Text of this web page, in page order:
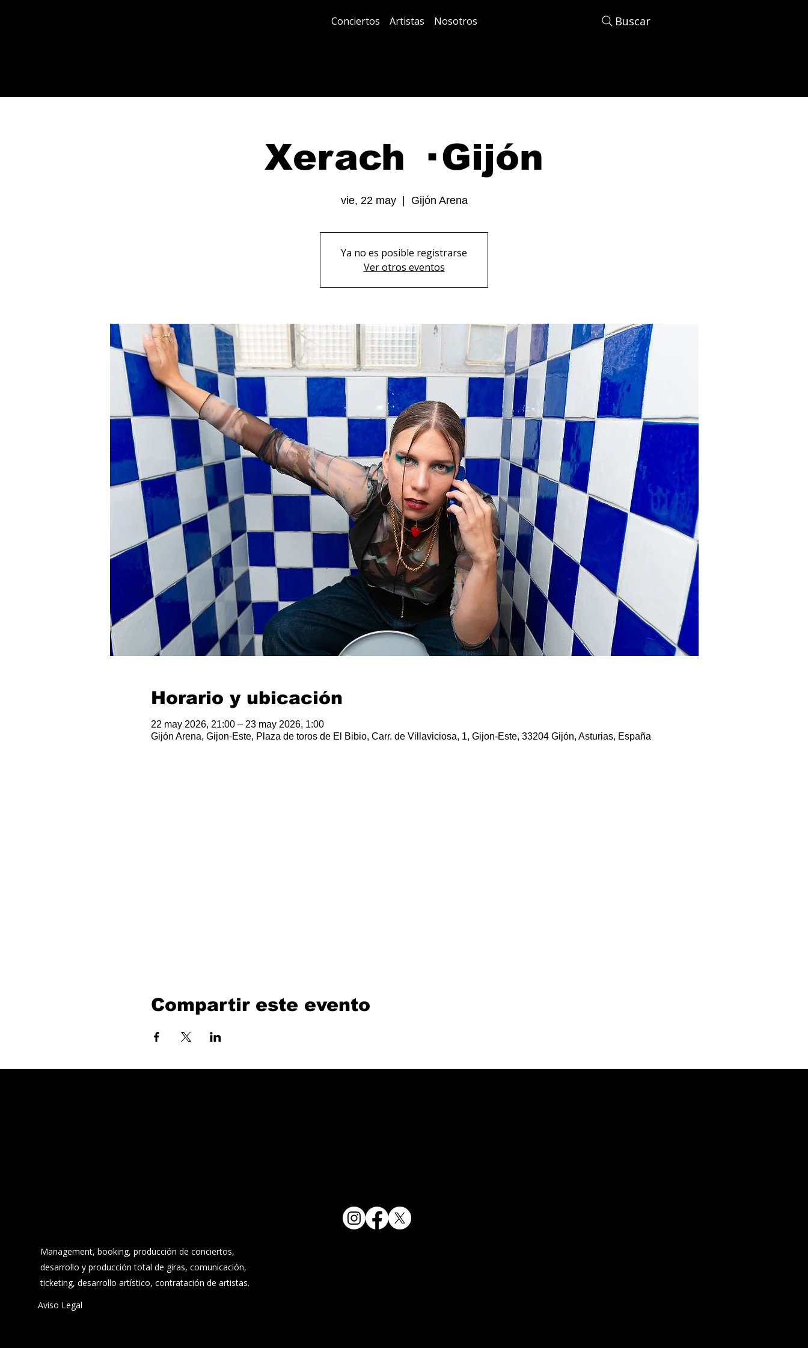
Conciertos Artistas Nosotros Buscar
Xerach · Gijón
vie, 22 may
  |
Gijón Arena
Ya no es posible registrarse
Ver otros eventos
Horario y ubicación
22 may 2026, 21:00 – 23 may 2026, 1:00
Gijón Arena, Gijon-Este, Plaza de toros de El Bibio, Carr. de Villaviciosa, 1, Gijon-Este, 33204 Gijón, Asturias, España
Compartir este evento
Management, booking, producción de conciertos,
desarrollo y producción total de giras, comunicación,
ticketing, desarrollo artístico, contratación de artistas.
Aviso Legal